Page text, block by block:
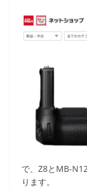
で、Z8とMB-
ります。